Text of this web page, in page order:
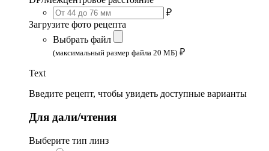
₽
Загрузите фото рецепта
Выбрать файл
(максимальный размер файла 20 МБ) ₽
Text
Введите рецепт, чтобы увидеть доступные варианты
Для дали/чтения
Выберите тип линз